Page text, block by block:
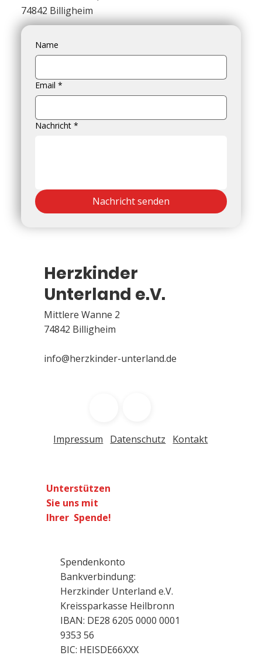
74842 Billigheim
Name
Email *
Nachricht *
Nachricht senden
Herzkinder
Unterland e.V.
Mittlere Wanne 2
74842 Billigheim
info@herzkinder-unterland.de
Impressum Datenschutz Kontakt
Unterstützen
Sie uns mit
Ihrer Spende!
​Spendenkonto
Bankverbindung:
Herzkinder Unterland e.V.
Kreissparkasse Heilbronn
IBAN: DE28 6205 0000 0001
9353 56
BIC: HEISDE66XXX